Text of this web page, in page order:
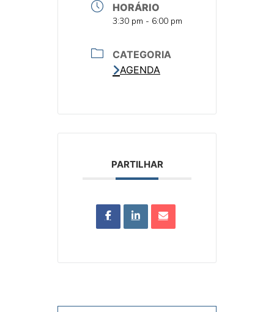
HORÁRIO
HORA
3:30 pm - 6:00 pm
CATEGORIA
AGENDA
PARTILHAR